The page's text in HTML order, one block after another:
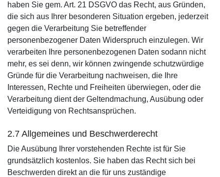
haben Sie gem. Art. 21 DSGVO das Recht, aus Gründen,
die sich aus Ihrer besonderen Situation ergeben, jederzeit
gegen die Verarbeitung Sie betreffender
personenbezogener Daten Widerspruch einzulegen. Wir
verarbeiten Ihre personenbezogenen Daten sodann nicht
mehr, es sei denn, wir können zwingende schutzwürdige
Gründe für die Verarbeitung nachweisen, die Ihre
Interessen, Rechte und Freiheiten überwiegen, oder die
Verarbeitung dient der Geltendmachung, Ausübung oder
Verteidigung von Rechtsansprüchen.
2.7 Allgemeines und Beschwerderecht
Die Ausübung Ihrer vorstehenden Rechte ist für Sie
grundsätzlich kostenlos. Sie haben das Recht sich bei
Beschwerden direkt an die für uns zuständige